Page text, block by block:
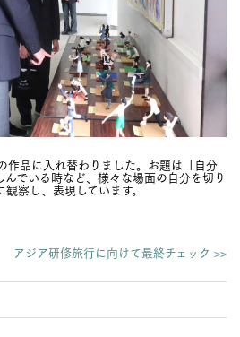
作品に入れ替わりました。お題は「自分
でいる時など、様々な場面の自分を切り
観察し、表現しています。
アジア研修旅行に向けて最終チェック >>